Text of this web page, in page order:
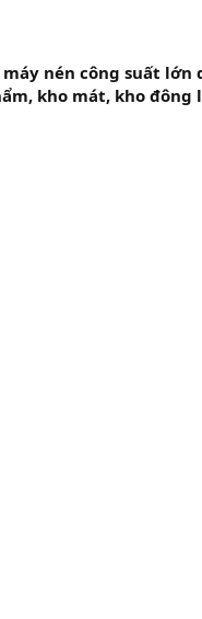
nén công suất lớn
kho mát, kho đông